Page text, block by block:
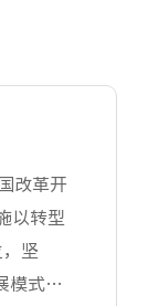
改革开
以转型
坚
模式，